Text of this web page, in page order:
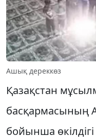
Ашық дереккөз
Қазақстан
басқармасының
бойынша